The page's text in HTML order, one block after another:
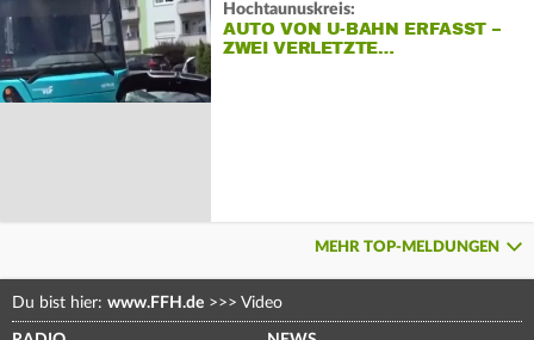
Hochtaunuskreis:
AUTO VON U-BAHN ERFASST –
ZWEI VERLETZTE…
MEHR TOP-MELDUNGEN
Du bist hier: www.FFH.de >>> Video